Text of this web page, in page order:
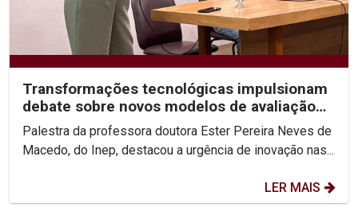
Transformações tecnológicas impulsionam
debate sobre novos modelos de avaliação
do ensino superior
Palestra da professora doutora Ester Pereira Neves de
Macedo, do Inep, destacou a urgência de inovação nas...
LER MAIS